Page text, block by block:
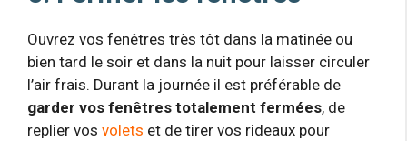
Ouvrez vos fenêtres très tôt dans la matinée ou
bien tard le soir et dans la nuit pour laisser circuler
l’air frais. Durant la journée il est préférable de
garder vos fenêtres totalement fermées, de
replier vos volets et de tirer vos rideaux pour